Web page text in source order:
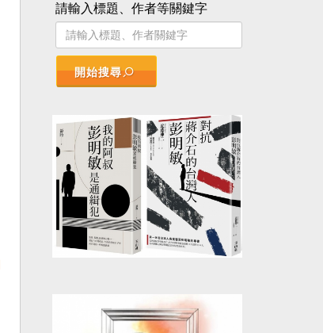
請輸入標題、作者等關鍵字
開始搜尋